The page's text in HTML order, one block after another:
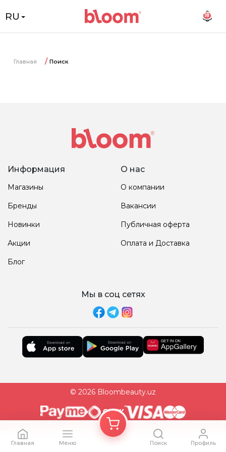
RU 18
Главная Поиск
Информация
Магазины
Бренды
Новинки
Акции
Блог
О нас
О компании
Вакансии
Публичная оферта
Оплата и Доставка
Мы в соц сетях
© 2026 Bloombeauty.uz
Главная Меню Поиск Профиль